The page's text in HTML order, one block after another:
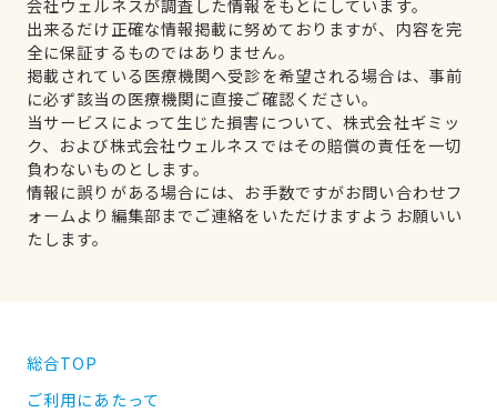
会社ウェルネスが調査した情報をもとにしています。
出来るだけ正確な情報掲載に努めておりますが、内容を完
全に保証するものではありません。
掲載されている医療機関へ受診を希望される場合は、事前
に必ず該当の医療機関に直接ご確認ください。
当サービスによって生じた損害について、株式会社ギミッ
ク、および株式会社ウェルネスではその賠償の責任を一切
負わないものとします。
情報に誤りがある場合には、お手数ですがお問い合わせフ
ォームより編集部までご連絡をいただけますようお願いい
たします。
総合TOP
ご利用にあたって